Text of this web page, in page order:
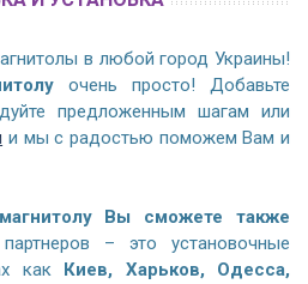
в любой город Украины!
очень просто! Добавьте
предложенным шагам или
и мы с радостью поможем Вам и
Вы сможете также
– это установочные
как Киев, Харьков, Одесса,